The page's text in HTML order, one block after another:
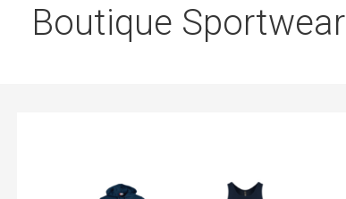
Boutique Sportwear